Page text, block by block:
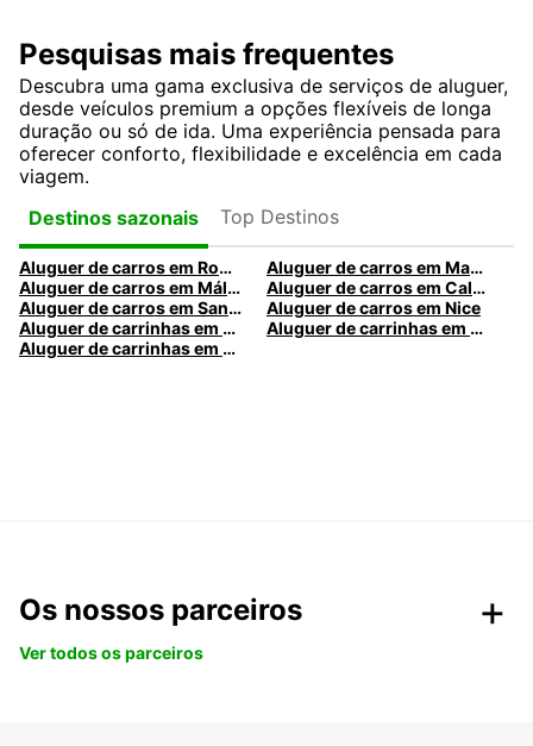
Pesquisas mais frequentes
Descubra uma gama exclusiva de serviços de aluguer,
desde veículos premium a opções flexíveis de longa
duração ou só de ida. Uma experiência pensada para
oferecer conforto, flexibilidade e excelência em cada
viagem.
Destinos sazonais
Top Destinos
Aluguer de carros em Roma
Aluguer de carros em Madrid
Aluguer de carros em Málaga
Aluguer de carros em Caldas da Rainha
Aluguer de carros em Santa Maria da Feira
Aluguer de carros em Nice
Aluguer de carrinhas em Nice
Aluguer de carrinhas em Santa Maria da Feira
Aluguer de carrinhas em Caldas da Rainha
Os nossos parceiros
Ver todos os parceiros